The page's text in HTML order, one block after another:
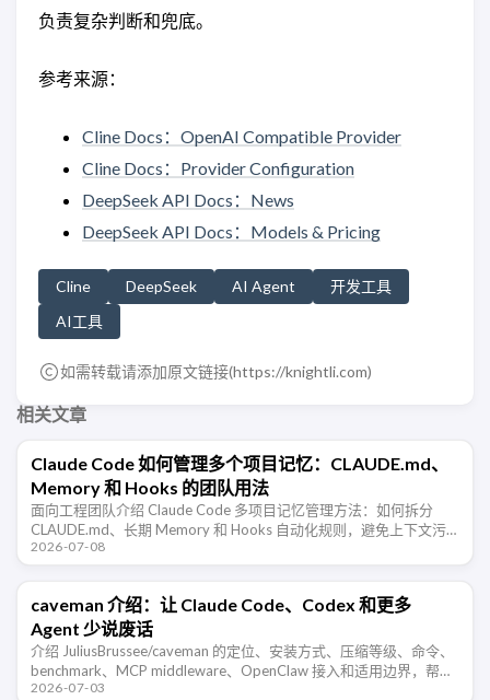
负责复杂判断和兜底。
参考来源：
Cline Docs：OpenAI Compatible Provider
Cline Docs：Provider Configuration
DeepSeek API Docs：News
DeepSeek API Docs：Models & Pricing
Cline DeepSeek AI Agent
开发工具
AI工具
如需转载请添加原文链接(https://knightli.com)
相关文章
Claude Code 如何管理多个项目记忆：CLAUDE.md、
Memory 和 Hooks 的团队用法
面向工程团队介绍 Claude Code 多项目记忆管理方法：如何拆分
CLAUDE.md、长期 Memory 和 Hooks 自动化规则，避免上下文污
染，让 AI 编程助手在不同仓库里稳定协作。
2026-07-08
caveman 介绍：让 Claude Code、Codex 和更多
Agent 少说废话
介绍 JuliusBrussee/caveman 的定位、安装方式、压缩等级、命令、
benchmark、MCP middleware、OpenClaw 接入和适用边界，帮助
开发者判断这类 Agent …
2026-07-03